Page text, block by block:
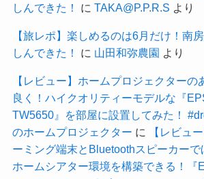
しんできた！
に TAKA@P.P.R.S より
【旅レポ】楽しめるのは6月だけ！南
しんできた！
に 山田和弥農園 より
【レビュー】ホームプロジェクターの
良く！ハイクオリティーモデルな『
TW5650』を部屋に設置してみた！
のホームプロジェクター に
【レビュ
ーミング端末とBluetoothスピーカーで
ホームシアター環境を構築できる！『